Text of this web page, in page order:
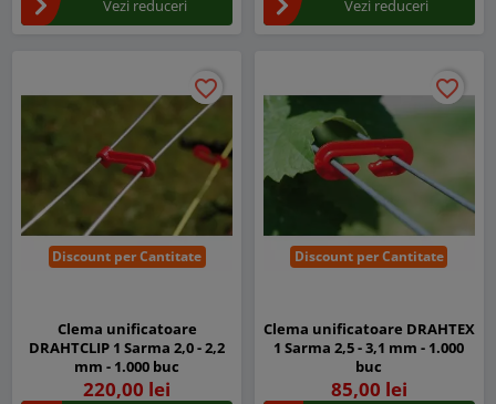
Vezi reduceri Vezi reduceri
Discount per Cantitate
favorite_border
favorite_border
Clema unificatoare
DRAHTCLIP 1 Sarma 2,0 - 2,2
mm - 1.000 buc
220,00 lei
Discount per Cantitate
favorite_border
favorite_border
Clema unificatoare DRAHTEX
1 Sarma 2,5 - 3,1 mm - 1.000
buc
85,00 lei